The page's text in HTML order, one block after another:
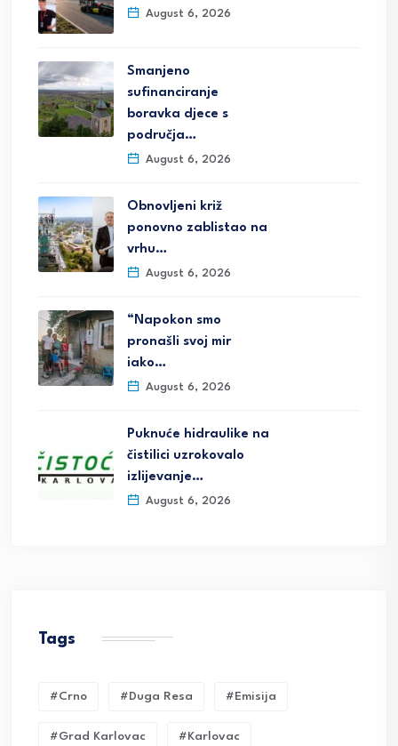
August 6, 2026
Smanjeno
sufinanciranje
boravka djece s
područja…
August 6, 2026
Obnovljeni križ
ponovno zablistao na
vrhu…
August 6, 2026
“Napokon smo
pronašli svoj mir
iako…
August 6, 2026
Puknuće hidraulike na
čistilici uzrokovalo
izlijevanje…
August 6, 2026
Tags
#crno #duga Resa #emisija
#grad Karlovac #karlovac